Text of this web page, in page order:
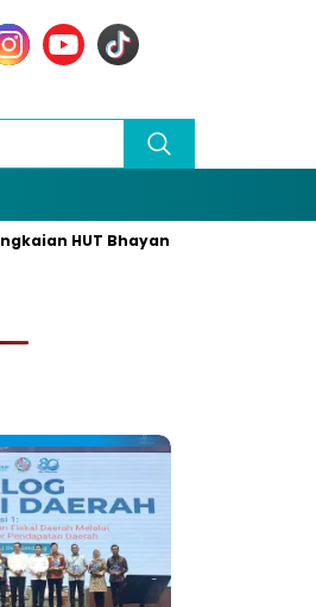
HUT Bhayangkara ke-79/8